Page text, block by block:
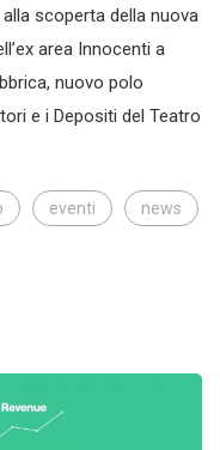
scoperta della nuova
area Innocenti a
nuovo polo
e i Depositi del Teatro
eventi news